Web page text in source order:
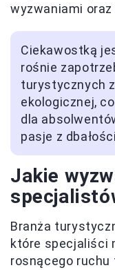
wyzwaniami
Ciekawostką
rośnie
turystycznych
ekologicznej,
dla
pasje z
Jakie
Branża
które specjaliści
rosnącego